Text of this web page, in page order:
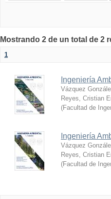
Mostrando 2 de un total de 2
1
Ingeniería
Vázquez
Reyes, Cristian
(Facultad de
Ingeniería
Vázquez
Reyes, Cristian
(Facultad de